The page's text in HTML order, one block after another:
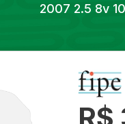
2007 2.5 8v
R$